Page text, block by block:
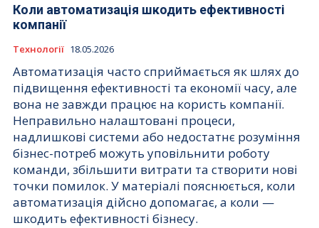
Коли автоматизація шкодить ефективності
компанії
Технології 18.05.2026
Автоматизація часто сприймається як шлях до
підвищення ефективності та економії часу, але
вона не завжди працює на користь компанії.
Неправильно налаштовані процеси,
надлишкові системи або недостатнє розуміння
бізнес-потреб можуть уповільнити роботу
команди, збільшити витрати та створити нові
точки помилок. У матеріалі пояснюється, коли
автоматизація дійсно допомагає, а коли —
шкодить ефективності бізнесу.